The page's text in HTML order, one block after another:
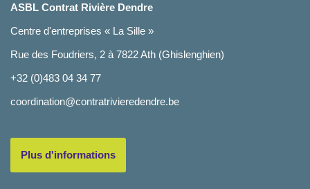
ASBL Contrat Rivière Dendre
Centre d'entreprises « La Sille »
Rue des Foudriers, 2 à 7822 Ath (Ghislenghien)
+32 (0)483 04 34 77
coordination@contratrivieredendre.be
Plus d'informations